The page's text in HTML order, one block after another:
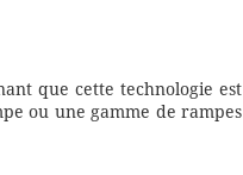
que cette technologie est
ou une gamme de rampes